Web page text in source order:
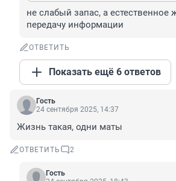
не слабый запас, а естественное
передачу информации
ОТВЕТИТЬ
Показать ещё 6 ответов
Гость
24 сентября 2025, 14:37
Жизнь такая, одни маты
ОТВЕТИТЬ 2
Гость